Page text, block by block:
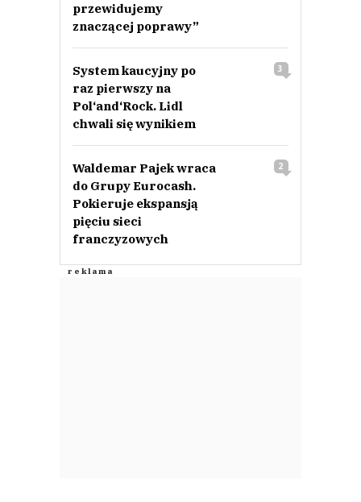
przewidujemy
znaczącej poprawy”
System kaucyjny po
raz pierwszy na
Pol‘and‘Rock. Lidl
chwali się wynikiem
3
Waldemar Pajek wraca
do Grupy Eurocash.
Pokieruje ekspansją
pięciu sieci
franczyzowych
2